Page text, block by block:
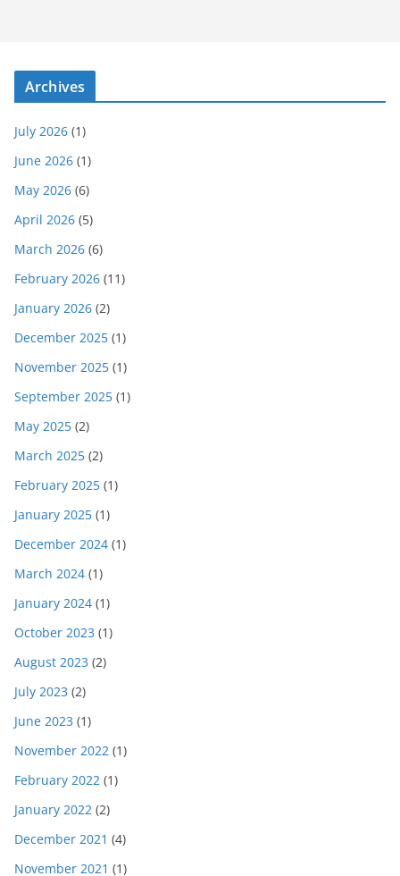
Archives
July 2026 (1)
June 2026 (1)
May 2026 (6)
April 2026 (5)
March 2026 (6)
February 2026 (11)
January 2026 (2)
December 2025 (1)
November 2025 (1)
September 2025 (1)
May 2025 (2)
March 2025 (2)
February 2025 (1)
January 2025 (1)
December 2024 (1)
March 2024 (1)
January 2024 (1)
October 2023 (1)
August 2023 (2)
July 2023 (2)
June 2023 (1)
November 2022 (1)
February 2022 (1)
January 2022 (2)
December 2021 (4)
November 2021 (1)